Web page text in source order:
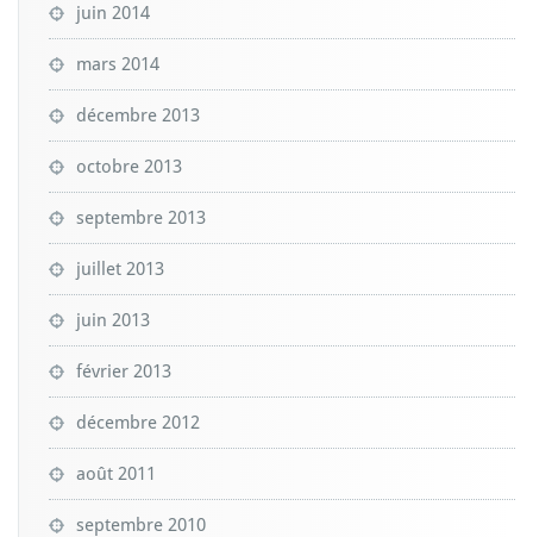
juin 2014
mars 2014
décembre 2013
octobre 2013
septembre 2013
juillet 2013
juin 2013
février 2013
décembre 2012
août 2011
septembre 2010